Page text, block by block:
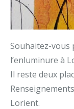
Souhaitez-vous
l’enluminure à
Il reste deux
Lorient.